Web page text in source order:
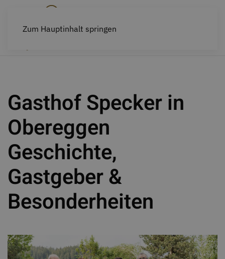
Zum Hauptinhalt springen
Gasthof Specker in
Obereggen
Geschichte,
Gastgeber &
Besonderheiten